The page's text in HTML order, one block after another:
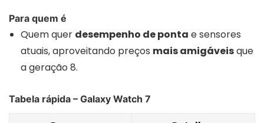
Para quem é
Quem quer desempenho de ponta e sensores
atuais, aproveitando preços mais amigáveisque
a geração 8.
Tabela rápida – Galaxy Watch 7